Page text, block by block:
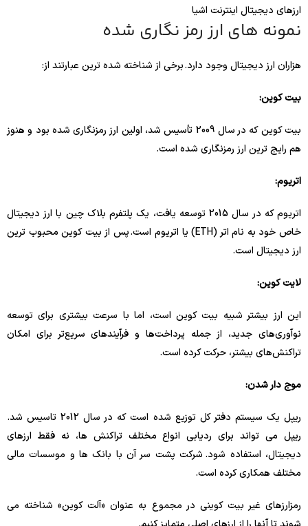
ارزهای دیجیتال اینترنت اشیا
نمونه های ارز رمز نگاری شده
هزاران ارز دیجیتال وجود دارد. برخی از شناخته شده ترین عبارتند از:
بیت کوین:
بیت کوین که در سال 2009 تأسیس شد، اولین ارز رمزنگاری شده بود و هنوز
هم رایج ترین ارز رمزنگاری شده است.
اتریوم:
اتریوم که در سال 2015 توسعه یافت، یک پلتفرم بلاک چین با ارز دیجیتال
خاص خود به نام اتر (ETH) یا اتریوم است. پس از بیت کوین محبوب ترین
ارز دیجیتال است.
لایت کوین:
این ارز بیشتر شبیه بیت کوین است، اما با سرعت بیشتری برای توسعه
نوآوری‌های جدید، از جمله پرداخت‌ها و فرآیندهای سریع‌تر برای امکان
تراکنش‌های بیشتر، حرکت کرده است.
موج دار شدن:
ریپل یک سیستم دفتر کل توزیع شده است که در سال 2012 تاسیس شد.
ریپل می تواند برای ردیابی انواع مختلف تراکنش ها، نه فقط ارزهای
دیجیتال، استفاده شود. شرکت پشت سر آن با بانک ها و موسسات مالی
مختلف همکاری کرده است.
رمزارزهای غیر بیت کوینی در مجموع به عنوان «آلت کوین» شناخته می